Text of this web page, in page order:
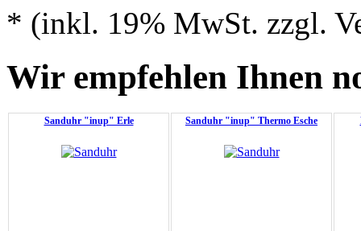
* (inkl. 19% MwSt. zzgl.
Wir empfehlen Ihnen
Sanduhr "inup" Erle Sanduhr "inup" Thermo Esche